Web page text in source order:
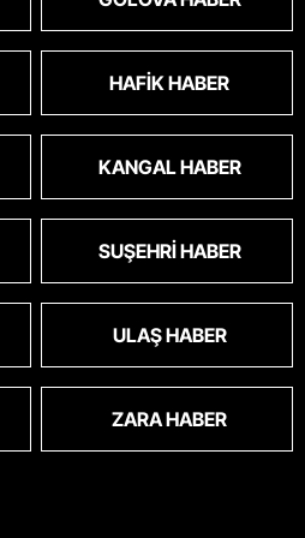
HAFIK HABER
KANGAL HABER
SUŞEHRI HABER
ULAŞ HABER
ZARA HABER